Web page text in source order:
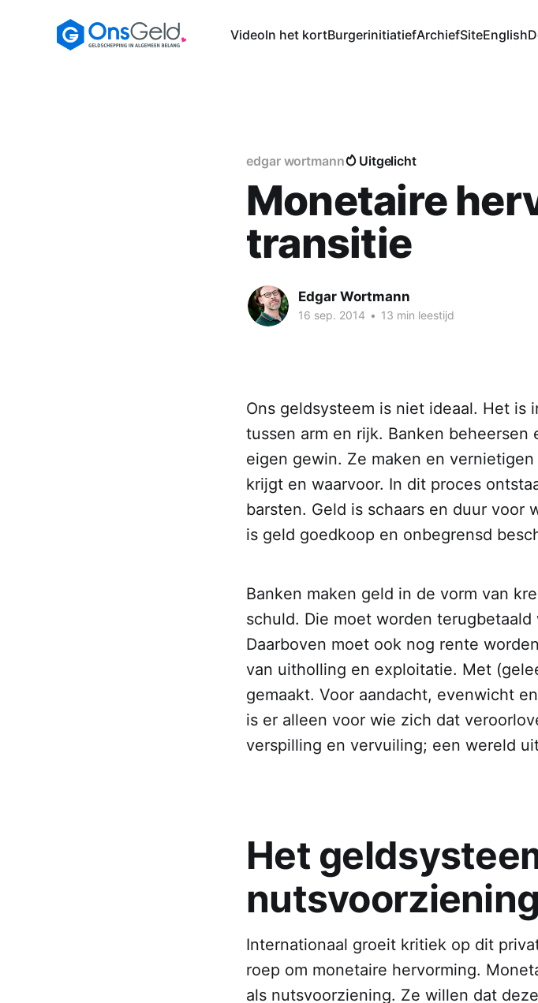
VideoIn het kortBurgerinitiatiefArchiefSiteEnglish
edgar wortmann Uitgelicht
Monetaire
transitie
Edgar Wortmann
16 sep. 2014 • 13 min leestijd
Ons geldsysteem is niet ideaal. Het is
tussen arm en rijk. Banken
eigen gewin. Ze maken en
krijgt en waarvoor. In dit proces
barsten. Geld is schaars en duur
is geld goedkoop en onbegrensd
Banken maken geld in de vorm van
schuld. Die moet worden
Daarboven moet ook nog rente
van uitholling en exploitatie. Met
gemaakt. Voor aandacht, evenwicht
is er alleen voor wie zich dat
verspilling en vervuiling; een wereld
Het
nutsvoorziening
Internationaal groeit kritiek op dit
roep om monetaire hervorming.
als nutsvoorziening. Ze willen dat